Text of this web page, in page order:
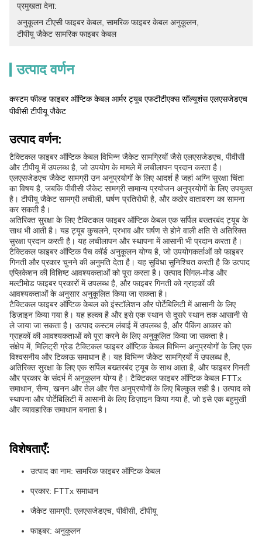
प्रमुखता देना:
अनुकूलन टीएसी फाइबर केबल, सामरिक फाइबर केबल अनुकूलन
टीपीयू जैकेट सामरिक फाइबर केबल
उत्पाद वर्णन
कस्टम फील्ड फाइबर ऑप्टिक केबल आर्मर ट्यूब एफटीटीएक्स सॉल्यूशंस एलएसजेडएच
पीवीसी टीपीयू जैकेट
उत्पाद वर्णन:
टैक्टिकल फाइबर ऑप्टिक केबल विभिन्न जैकेट सामग्रियों जैसे एलएसजेडएच, पीवीसी
और टीपीयू में उपलब्ध है, जो उपयोग के मामले में लचीलापन प्रदान करता है।
एलएसजेडएच जैकेट सामग्री उन अनुप्रयोगों के लिए आदर्श है जहां अग्नि सुरक्षा चिंता
का विषय है, जबकि पीवीसी जैकेट सामग्री सामान्य प्रयोजन अनुप्रयोगों के लिए उपयुक्त
है। टीपीयू जैकेट सामग्री लचीली, घर्षण प्रतिरोधी है, और कठोर वातावरण का सामना
कर सकती है।
अतिरिक्त सुरक्षा के लिए टैक्टिकल फाइबर ऑप्टिक केबल एक सर्पिल बख्तरबंद ट्यूब के
साथ भी आती है। यह ट्यूब कुचलने, प्रभाव और घर्षण से होने वाली क्षति से अतिरिक्त
सुरक्षा प्रदान करती है। यह लचीलापन और स्थापना में आसानी भी प्रदान करता है।
टैक्टिकल फाइबर ऑप्टिक पैच कॉर्ड अनुकूलन योग्य है, जो उपयोगकर्ताओं को फाइबर
गिनती और प्रकार चुनने की अनुमति देता है। यह सुविधा सुनिश्चित करती है कि उत्पाद
एप्लिकेशन की विशिष्ट आवश्यकताओं को पूरा करता है। उत्पाद सिंगल-मोड और
मल्टीमोड फाइबर प्रकारों में उपलब्ध है, और फाइबर गिनती को ग्राहकों की
आवश्यकताओं के अनुसार अनुकूलित किया जा सकता है।
टैक्टिकल फाइबर ऑप्टिक केबल को इंस्टॉलेशन और पोर्टेबिलिटी में आसानी के लिए
डिज़ाइन किया गया है। यह हल्का है और इसे एक स्थान से दूसरे स्थान तक आसानी से
ले जाया जा सकता है। उत्पाद कस्टम लंबाई में उपलब्ध है, और पैकिंग आकार को
ग्राहकों की आवश्यकताओं को पूरा करने के लिए अनुकूलित किया जा सकता है।
संक्षेप में, मिलिट्री ग्रेड टैक्टिकल फाइबर ऑप्टिक केबल विभिन्न अनुप्रयोगों के लिए एक
विश्वसनीय और टिकाऊ समाधान है। यह विभिन्न जैकेट सामग्रियों में उपलब्ध है,
अतिरिक्त सुरक्षा के लिए एक सर्पिल बख्तरबंद ट्यूब के साथ आता है, और फाइबर गिनती
और प्रकार के संदर्भ में अनुकूलन योग्य है। टैक्टिकल फाइबर ऑप्टिक केबल FTTx
समाधान, सैन्य, खनन और तेल और गैस अनुप्रयोगों के लिए बिल्कुल सही है। उत्पाद को
स्थापना और पोर्टेबिलिटी में आसानी के लिए डिज़ाइन किया गया है, जो इसे एक बहुमुखी
और व्यावहारिक समाधान बनाता है।
विशेषताएँ:
उत्पाद का नाम: सामरिक फाइबर ऑप्टिक केबल
प्रकार: FTTx समाधान
जैकेट सामग्री: एलएसजेडएच, पीवीसी, टीपीयू
फाइबर: अनुकूलन